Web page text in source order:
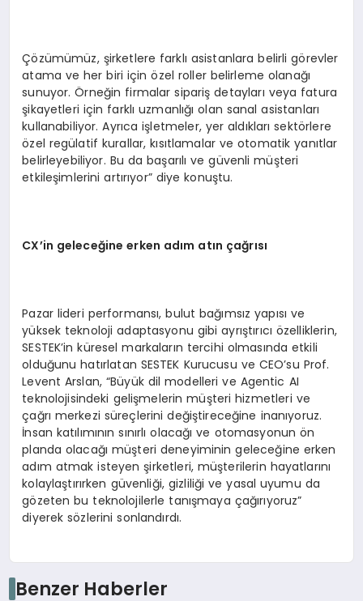
Çözümümüz, şirketlere farklı asistanlara belirli görevler
atama ve her biri için özel roller belirleme olanağı
sunuyor. Örneğin firmalar sipariş detayları veya fatura
şikayetleri için farklı uzmanlığı olan sanal asistanları
kullanabiliyor. Ayrıca işletmeler, yer aldıkları sektörlere
özel regülatif kurallar, kısıtlamalar ve otomatik yanıtlar
belirleyebiliyor. Bu da başarılı ve güvenli müşteri
etkileşimlerini artırıyor” diye konuştu.
CX’in geleceğine erken adım atın çağrısı
Pazar lideri performansı, bulut bağımsız yapısı ve
yüksek teknoloji adaptasyonu gibi ayrıştırıcı özelliklerin,
SESTEK’in küresel markaların tercihi olmasında etkili
olduğunu hatırlatan SESTEK Kurucusu ve CEO’su Prof.
Levent Arslan, “Büyük dil modelleri ve Agentic AI
teknolojisindeki gelişmelerin müşteri hizmetleri ve
çağrı merkezi süreçlerini değiştireceğine inanıyoruz.
İnsan katılımının sınırlı olacağı ve otomasyonun ön
planda olacağı müşteri deneyiminin geleceğine erken
adım atmak isteyen şirketleri, müşterilerin hayatlarını
kolaylaştırırken güvenliği, gizliliği ve yasal uyumu da
gözeten bu teknolojilerle tanışmaya çağırıyoruz”
diyerek sözlerini sonlandırdı.
Benzer Haberler